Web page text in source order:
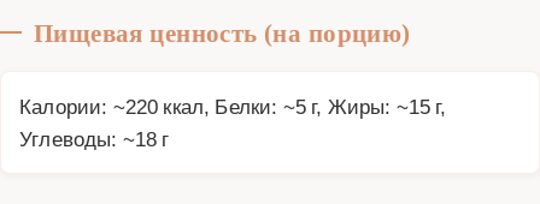
Пищевая ценность (на порцию)
Калории: ~220 ккал, Белки: ~5 г, Жиры: ~15 г,
Углеводы: ~18 г